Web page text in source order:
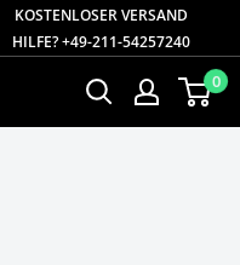
KOSTENLOSERVERSAND
HILFE? +49-211-54257240
0